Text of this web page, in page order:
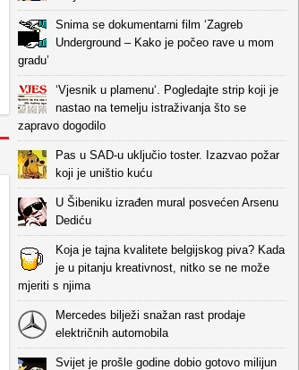
Snima se dokumentarni film ‘Zagreb
Underground – Kako je počeo rave u mom
gradu’
‘Vjesnik u plamenu‘. Pogledajte strip koji je
nastao na temelju istraživanja što se
zapravo dogodilo
Pas u SAD-u uključio toster. Izazvao požar
koji je uništio kuću
U Šibeniku izrađen mural posvećen Arsenu
Dediću
Koja je tajna kvalitete belgijskog piva? Kada
je u pitanju kreativnost, nitko se ne može
mjeriti s njima
Mercedes bilježi snažan rast prodaje
električnih automobila
Svijet je prošle godine dobio gotovo milijun